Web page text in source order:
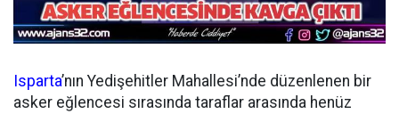
Isparta’nın Yedişehitler Mahallesi’nde düzenlenen bir
asker eğlencesi sırasında taraflar arasında henüz